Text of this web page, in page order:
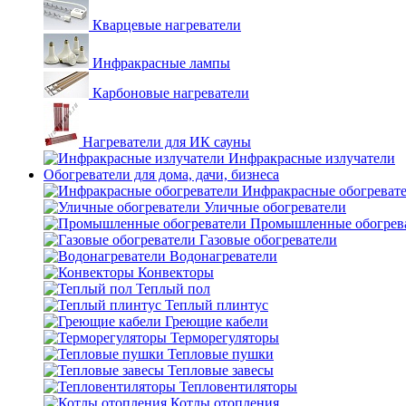
Кварцевые нагреватели
Инфракрасные лампы
Карбоновые нагреватели
Нагреватели для ИК сауны
Инфракрасные излучатели
Обогреватели для дома, дачи, бизнеса
Инфракрасные
Уличные обогреватели
Промышленные
Газовые обогреватели
Водонагреватели
Конвекторы
Теплый пол
Теплый плинтус
Греющие кабели
Терморегуляторы
Тепловые пушки
Тепловые завесы
Тепловентиляторы
Котлы отопления